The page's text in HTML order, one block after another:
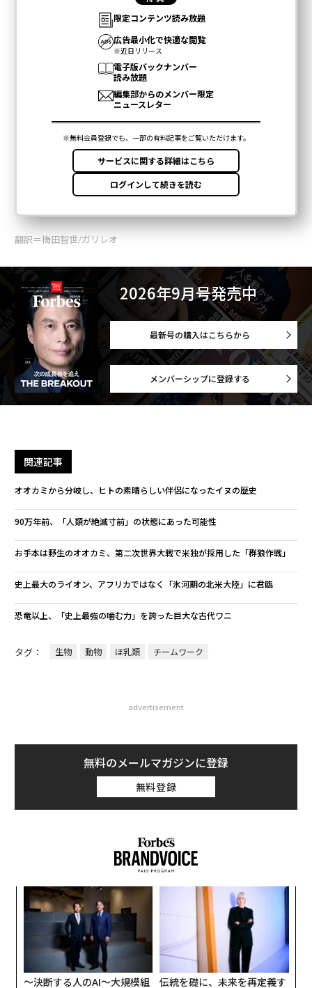
翻訳＝梅田智世/ガリレオ
2026年9月号発売中
最新号の購入はこちらから
メンバーシップに登録する
関連記事
オオカミから分岐し、ヒトの素晴らしい伴侶になったイヌの歴史
90万年前、「人類が絶滅寸前」の状態にあった可能性
お手本は野生のオオカミ、第二次世界大戦で米独が採用した「群狼作戦」
史上最大のライオン、アフリカではなく「氷河期の北米大陸」に君臨
恐竜以上、「史上最強の噛む力」を誇った巨大な古代ワニ
タグ： 生物 動物 ほ乳類 チームワーク
advertisement
無料のメールマガジンに登録
無料登録
〜決断する人のAI〜大規模組
伝統を礎に、未来を再定義す